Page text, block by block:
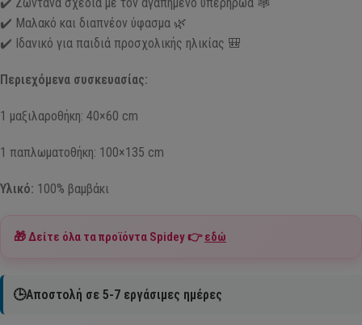
✔️ Μαλακό και διαπνέον ύφασμα 🌿
✔️ Ιδανικό για παιδιά προσχολικής ηλικίας 🎒
Περιεχόμενα συσκευασίας:
1 μαξιλαροθήκη: 40×60 cm
1 παπλωματοθήκη: 100×135 cm
Υλικό: 100% βαμβάκι
🎁 Δείτε όλα τα προϊόντα Spidey👉εδώ
🕒Αποστολή σε 5-7 εργάσιμες ημέρες